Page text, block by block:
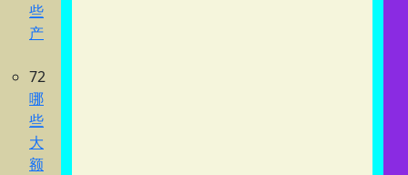
些
产
72
哪
些
大
额